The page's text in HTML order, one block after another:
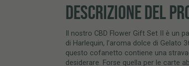
DESCRIZIONE DEL
Il nostro CBD Flower Gift Set II è un
di Harlequin, l’aroma dolce di Gelato
questo cofanetto contiene una
desiderare. Forse quella per le carte